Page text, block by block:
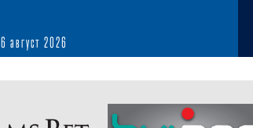
6 август 2026